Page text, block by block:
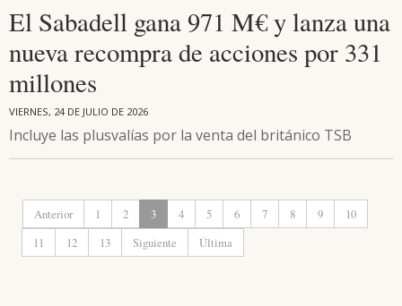
El Sabadell gana 971 M€ y lanza una
nueva recompra de acciones por 331
millones
VIERNES, 24 DE JULIO DE 2026
Incluye las plusvalías por la venta del británico TSB
Anterior 1 2 3 4 5 6 7 8 9
10
11
12 13 Siguiente Última